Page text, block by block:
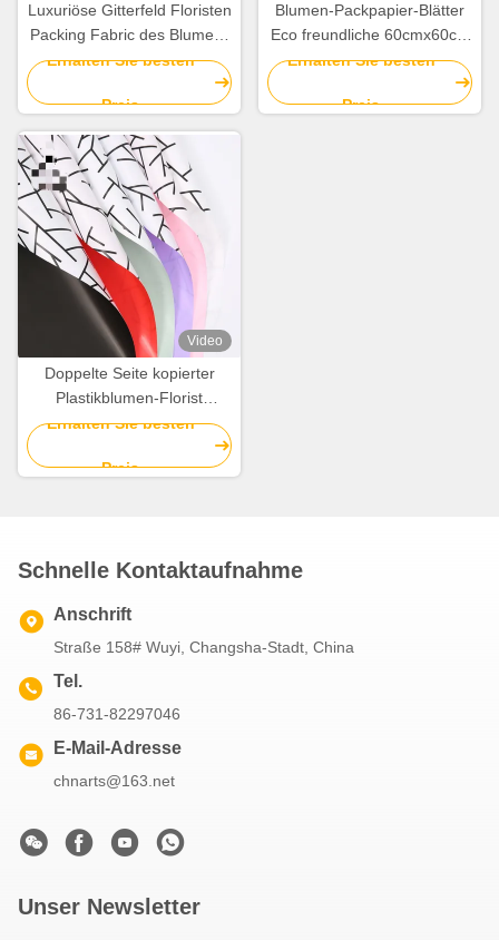
Luxuriöse Gitterfeld Floristen
Packing Fabric des Blumen-
Blumenstrauß-Packpapier-
Erhalten Sie besten
Preis
Blumen-Packpapier-Blätter
Eco freundliche 60cmx60cm
nicht gesponnene für
Erhalten Sie besten
Preis
Video
Doppelte Seite kopierter
Plastikblumen-Florist
Wrapping Paper 58cm*58cm
Erhalten Sie besten
Preis
Schnelle Kontaktaufnahme
Anschrift
Straße 158# Wuyi, Changsha-Stadt, China
Tel.
86-731-82297046
E-Mail-Adresse
chnarts@163.net
Unser Newsletter